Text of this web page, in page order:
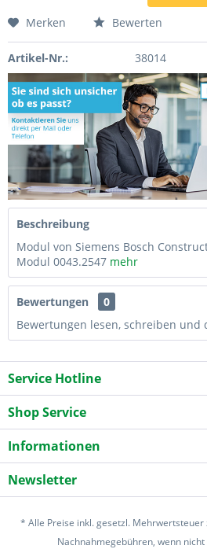
Merken Bewerten
Artikel-Nr.: 38014
Beschreibung
Modul von Siemens Bosch
Modul 0043.2547 mehr
Bewertungen
0
Bewertungen lesen, schreiben und
Service Hotline
Shop Service
Informationen
Newsletter
* Alle Preise inkl. gesetzl. Mehrwertsteuer
Nachnahmegebühren, wenn